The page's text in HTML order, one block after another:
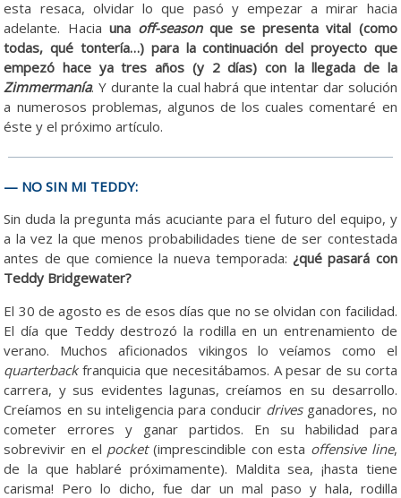
esta resaca, olvidar lo que pasó y empezar a mirar hacia
adelante. Hacia una off-seasonque se presenta vital (como
todas, qué tontería…) para la continuación del proyecto que
empezó hace ya tres años (y 2 días) con la llegada de la
Zimmermanía. Y durante la cual habrá que intentar dar solución
a numerosos problemas, algunos de los cuales comentaré en
éste y el próximo artículo.
— NO SIN MI TEDDY:
Sin duda la pregunta más acuciante para el futuro del equipo, y
a la vez la que menos probabilidades tiene de ser contestada
antes de que comience la nueva temporada: ¿qué pasará con
Teddy Bridgewater?
El 30 de agosto es de esos días que no se olvidan con facilidad.
El día que Teddy destrozó la rodilla en un entrenamiento de
verano. Muchos aficionados vikingos lo veíamos como el
quarterbackfranquicia que necesitábamos. A pesar de su corta
carrera, y sus evidentes lagunas, creíamos en su desarrollo.
Creíamos en su inteligencia para conducir drivesganadores, no
cometer errores y ganar partidos. En su habilidad para
sobrevivir en el pocket(imprescindible con esta offensive line,
de la que hablaré próximamente). Maldita sea, ¡hasta tiene
carisma! Pero lo dicho, fue dar un mal paso y hala, rodilla